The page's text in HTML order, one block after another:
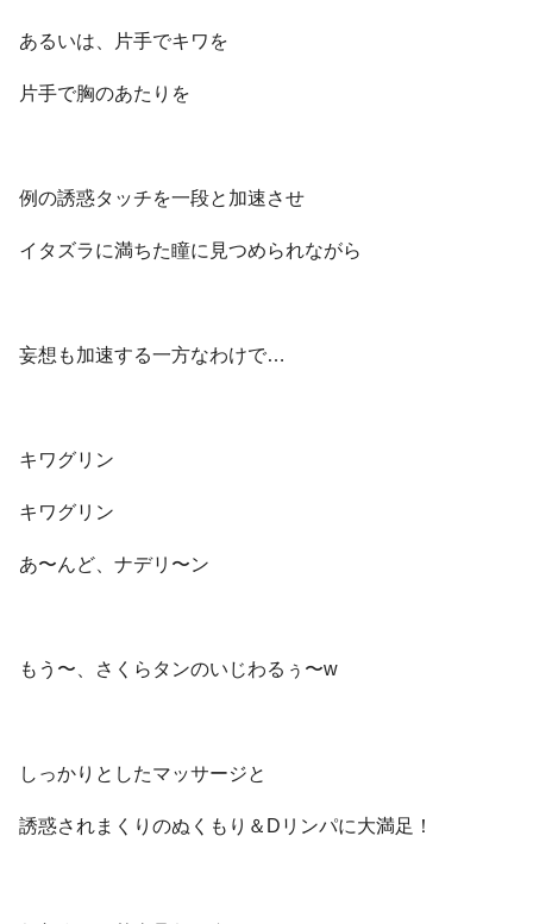
あるいは、片手でキワを
片手で胸のあたりを
例の誘惑タッチを一段と加速させ
イタズラに満ちた瞳に見つめられながら
妄想も加速する一方なわけで…
キワグリン
キワグリン
あ〜んど、ナデリ〜ン
もう〜、さくらタンのいじわるぅ〜w
しっかりとしたマッサージと
誘惑されまくりのぬくもり＆Dリンパに大満足！